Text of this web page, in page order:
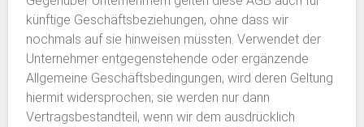
künftige Geschäftsbeziehungen, ohne dass wir
nochmals auf sie hinweisen müssten. Verwendet der
Unternehmer entgegenstehende oder ergänzende
Allgemeine Geschäftsbedingungen, wird deren Geltung
hiermit widersprochen; sie werden nur dann
Vertragsbestandteil, wenn wir dem ausdrücklich